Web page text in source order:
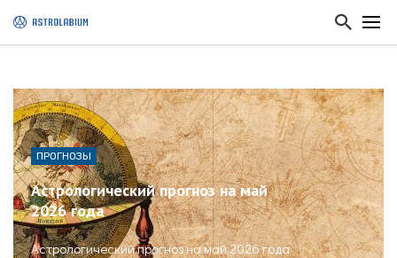
ПРОГНОЗЫ
Астрологический прогноз на май
2026 года
Астрологический прогноз на май 2026 года